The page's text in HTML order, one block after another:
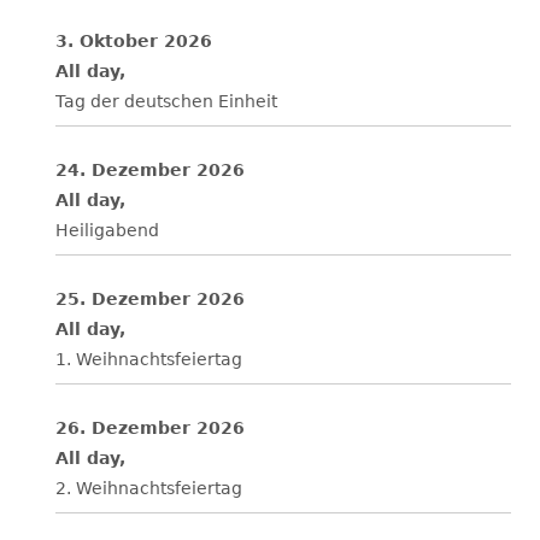
3. Oktober 2026
All day,
Tag der deutschen Einheit
24. Dezember 2026
All day,
Heiligabend
25. Dezember 2026
All day,
1. Weihnachtsfeiertag
26. Dezember 2026
All day,
2. Weihnachtsfeiertag